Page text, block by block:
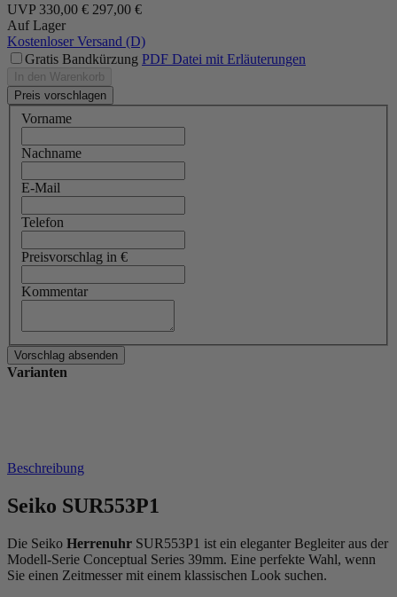
UVP 330,00 € 297,00 €
Auf Lager
Kostenloser Versand (D)
Gratis Bandkürzung PDF Datei mit Erläuterungen
In den Warenkorb
Preis vorschlagen
Vorname
Nachname
E-Mail
Telefon
Preisvorschlag in €
Kommentar
Varianten
Beschreibung
Seiko SUR553P1
Die Seiko Herrenuhr SUR553P1 ist ein eleganter Begleiter aus der
Modell-Serie Conceptual Series 39mm. Eine perfekte Wahl, wenn
Sie einen Zeitmesser mit einem klassischen Look suchen.